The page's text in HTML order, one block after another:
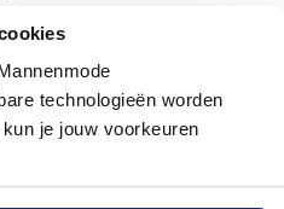
technologieën worden
kun je jouw voorkeuren
een effen ontwerp dat
en elastaan, zorgt het voor
look maakt het gemakkelijk
kledingsets. Het ademende